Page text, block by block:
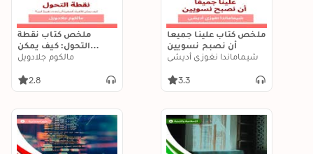
ملخص كتاب نقطة
التحول: كيف يمكن
للأشياء الصغيرة أن
مالكوم جلادويل
2.8
ملخص كتاب علينا جميعا
أن نصبح نسويين
شيماماندا نغوزي أديشي
3.3